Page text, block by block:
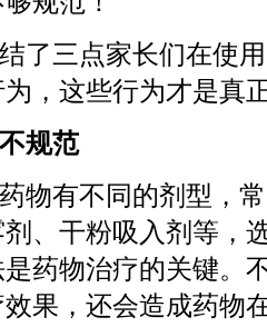
了三点家长们在使
，这些行为才是真
规范
物有不同的剂型，
、干粉吸入剂等，
药物治疗的关键。
果，还会造成药物